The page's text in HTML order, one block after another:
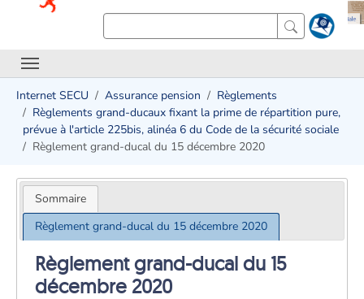
Internet SECU Assurance pension
Règlements
Règlements grand-ducaux fixant la prime de répartition pure,
prévue à l'article 225bis, alinéa 6 du Code de la sécurité sociale
Règlement grand-ducal du 15 décembre 2020
Sommaire
Règlement grand-ducal du 15 décembre 2020
Règlement grand-ducal du 15
décembre 2020